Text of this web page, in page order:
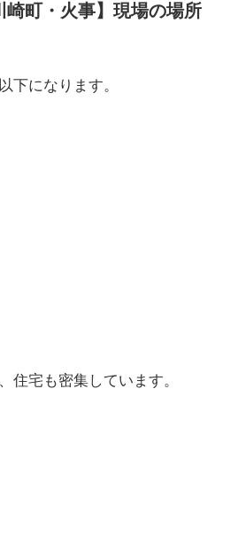
崎町・火事】現場の場所
下になります。
住宅も密集しています。